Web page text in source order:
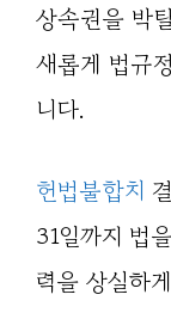
상속권을 박
새롭게 법규
니다.
헌법불합치
31일까지 법
력을 상실하